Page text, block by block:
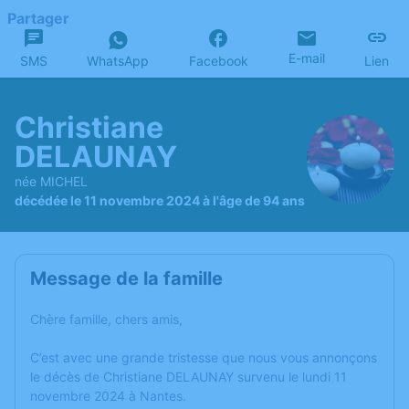
Partager
SMS WhatsApp Facebook E-mail Lien
Christiane
DELAUNAY
née MICHEL
décédée le 11 novembre 2024 à l'âge de 94 ans
Message de la famille
Chère famille, chers amis,
C’est avec une grande tristesse que nous vous annonçons
le décès de Christiane DELAUNAY survenu le lundi 11
novembre 2024 à Nantes.